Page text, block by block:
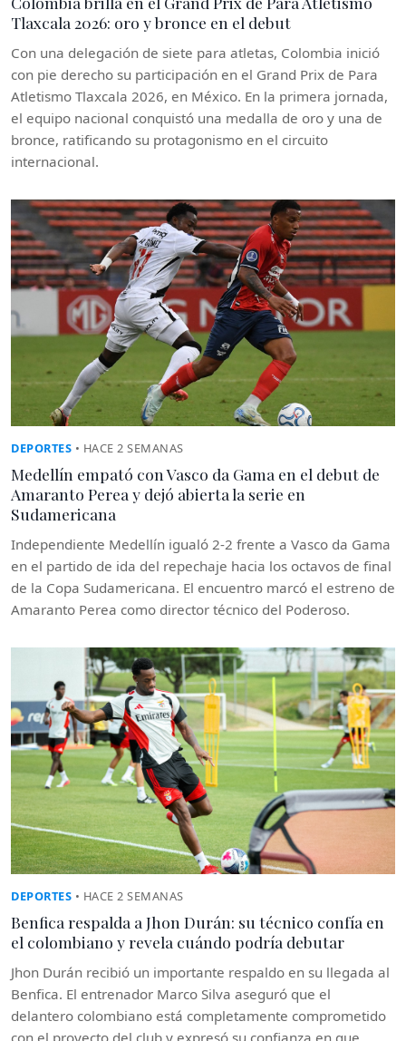
Tlaxcala 2026: oro y bronce en el debut
Con una delegación de siete para atletas, Colombia inició
con pie derecho su participación en el Grand Prix de Para
Atletismo Tlaxcala 2026, en México. En la primera jornada,
el equipo nacional conquistó una medalla de oro y una de
bronce, ratificando su protagonismo en el circuito
internacional.
DEPORTES • HACE 2 SEMANAS
Medellín empató con Vasco da Gama en el debut de
Amaranto Perea y dejó abierta la serie en
Sudamericana
Independiente Medellín igualó 2-2 frente a Vasco da Gama
en el partido de ida del repechaje hacia los octavos de final
de la Copa Sudamericana. El encuentro marcó el estreno de
Amaranto Perea como director técnico del Poderoso.
DEPORTES • HACE 2 SEMANAS
Benfica respalda a Jhon Durán: su técnico confía en
el colombiano y revela cuándo podría debutar
Jhon Durán recibió un importante respaldo en su llegada al
Benfica. El entrenador Marco Silva aseguró que el
delantero colombiano está completamente comprometido
con el proyecto del club y expresó su confianza en que